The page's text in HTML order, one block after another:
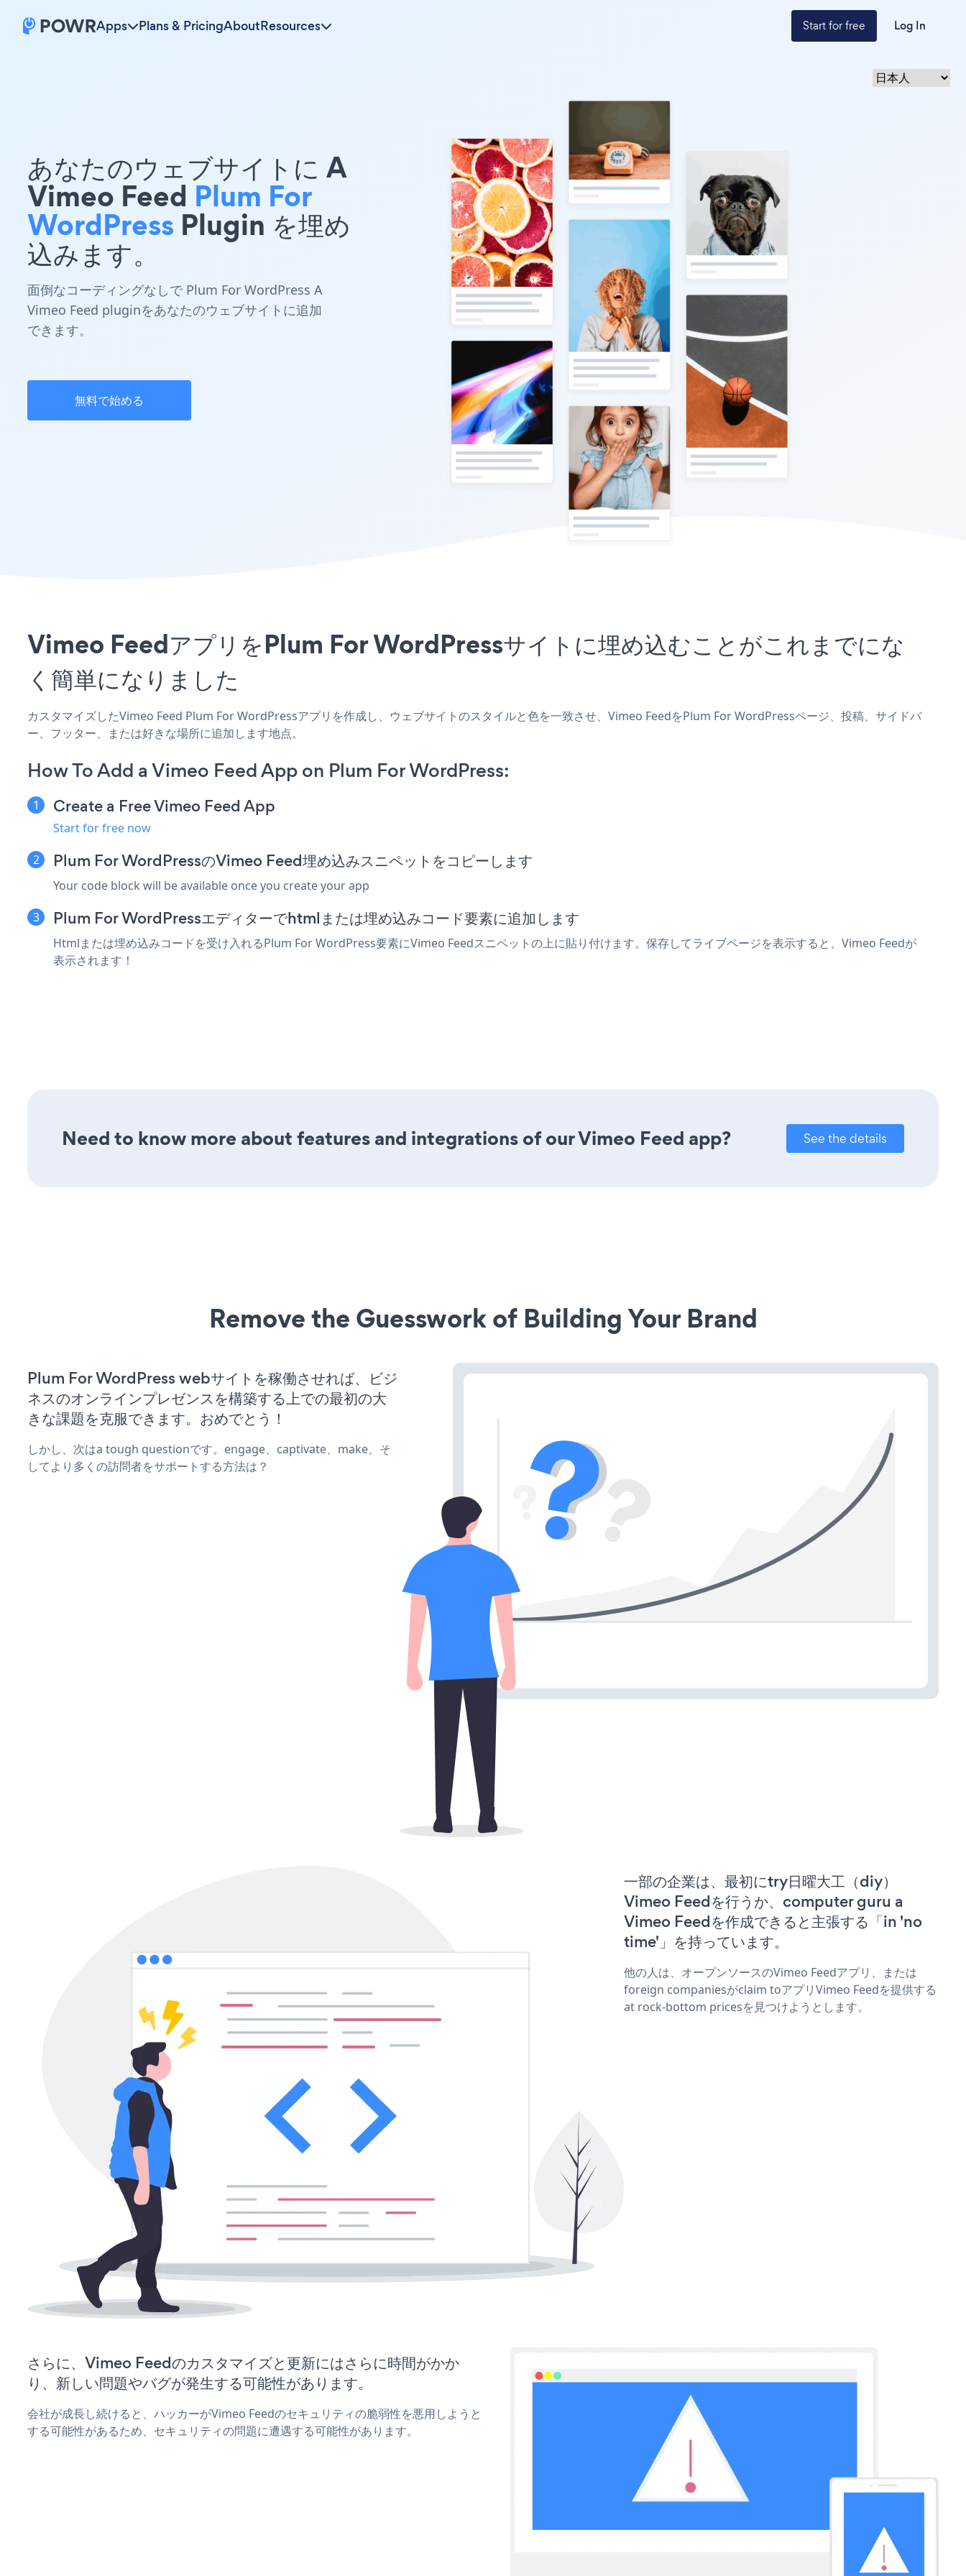
Apps Plans & PricingAboutResources Start for free Log In
あなたのウェブサイトに A
Vimeo Feed Plum For
WordPress Plugin を埋め
込みます。
面倒なコーディングなしで Plum For WordPress A
Vimeo Feed pluginをあなたのウェブサイトに追加
できます。
無料で始める
Vimeo FeedアプリをPlum For WordPressサイトに埋め込むことがこれまでにな
く簡単になりました
カスタマイズしたVimeo Feed Plum For WordPressアプリを作成し、ウェブサイトのスタイルと色を一致させ、Vimeo FeedをPlum For WordPressページ、投稿、サイドバ
ー、フッター、または好きな場所に追加します地点。
How To Add a Vimeo Feed App on Plum For WordPress:
Create a Free Vimeo Feed App
Start for free now
Plum For WordPressのVimeo Feed埋め込みスニペットをコピーします
Your code block will be available once you create your app
Plum For WordPressエディターでhtmlまたは埋め込みコード要素に追加します
Htmlまたは埋め込みコードを受け入れるPlum For WordPress要素にVimeo Feedスニペットの上に貼り付けます。保存してライブページを表示すると、Vimeo Feedが
表示されます！
Need to know more about features and integrations of our Vimeo Feed app? See the details
Remove the Guesswork of Building Your Brand
Plum For WordPress webサイトを稼働させれば、ビジ
ネスのオンラインプレゼンスを構築する上での最初の大
きな課題を克服できます。おめでとう！
しかし、次はa tough questionです。engage、captivate、make、そ
してより多くの訪問者をサポートする方法は？
一部の企業は、最初にtry日曜大工（diy）
Vimeo Feedを行うか、computer guru a
Vimeo Feedを作成できると主張する「in 'no
time'」を持っています。
他の人は、オープンソースのVimeo Feedアプリ、または
foreign companiesがclaim toアプリVimeo Feedを提供する
at rock-bottom pricesを見つけようとします。
さらに、Vimeo Feedのカスタマイズと更新にはさらに時間がかか
り、新しい問題やバグが発生する可能性があります。
会社が成長し続けると、ハッカーがVimeo Feedのセキュリティの脆弱性を悪用しようと
する可能性があるため、セキュリティの問題に遭遇する可能性があります。